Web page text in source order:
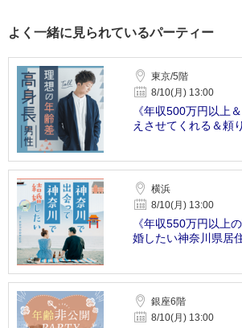
よく一緒に見られているパーティー
東京/5階
8/10(月) 13:00
《年収500万円以上
えさせてくれる＆頼
横浜
8/10(月) 13:00
《年収550万円以上
婚したい神奈川県居
銀座6階
8/10(月) 13:00